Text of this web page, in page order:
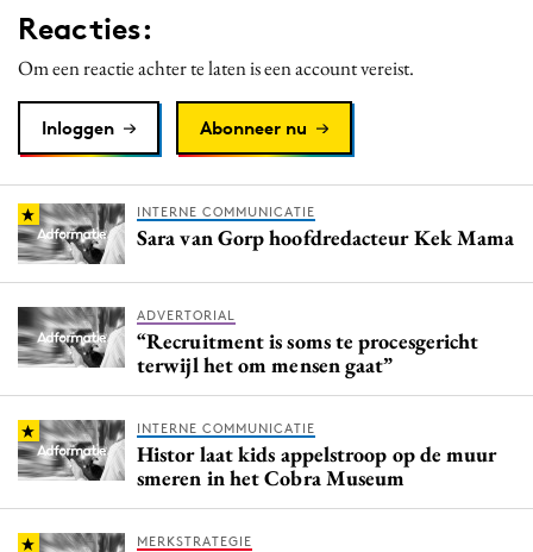
Reputatie & crisis
Reacties:
Om een reactie achter te laten is een account vereist.
Inloggen Abonneer nu
INTERNE COMMUNICATIE
Sara van Gorp hoofdredacteur Kek Mama
ADVERTORIAL
“Recruitment is soms te procesgericht
terwijl het om mensen gaat”
INTERNE COMMUNICATIE
Histor laat kids appelstroop op de muur
smeren in het Cobra Museum
MERKSTRATEGIE